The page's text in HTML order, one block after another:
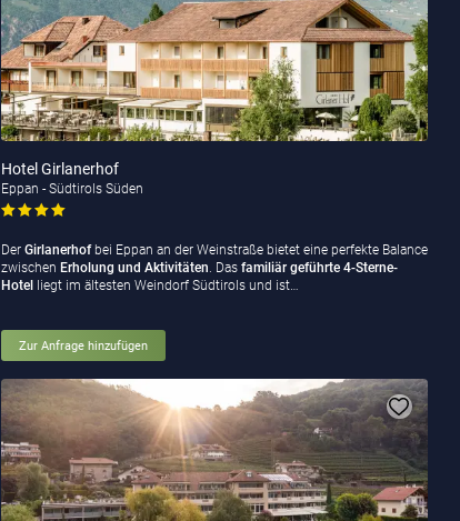
Hotel Girlanerhof
Eppan - Südtirols Süden
Der Girlanerhof bei Eppan an der Weinstraße bietet eine perfekte Balance
zwischen Erholung und Aktivitäten. Das familiär geführte 4-Sterne-
Hotelliegt im ältesten Weindorf Südtirols und ist…
Zur Anfrage hinzufügen